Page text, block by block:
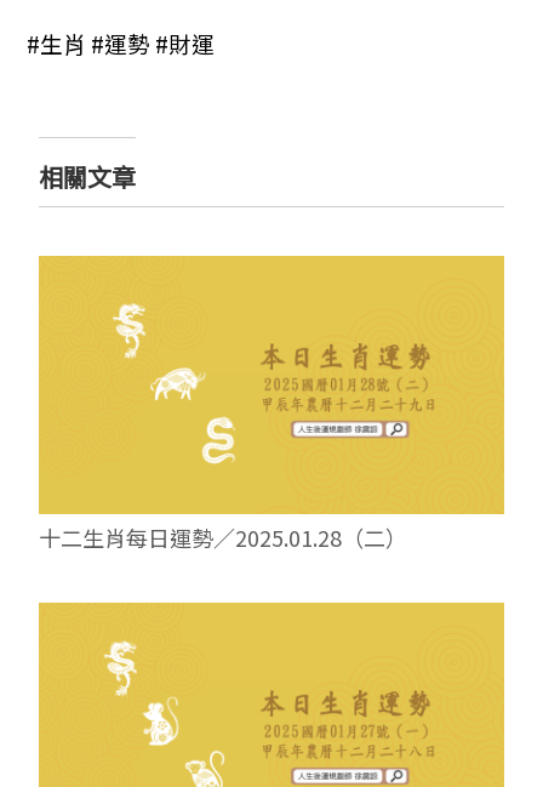
#生肖 #運勢 #財運
相關文章
十二生肖每日運勢／2025.01.28（二）